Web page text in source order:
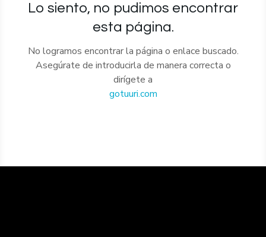
Lo siento, no pudimos encontrar
esta página.
No logramos encontrar la página o enlace buscado.
Asegúrate de introducirla de manera correcta o
dirígete a
gotuuri.com